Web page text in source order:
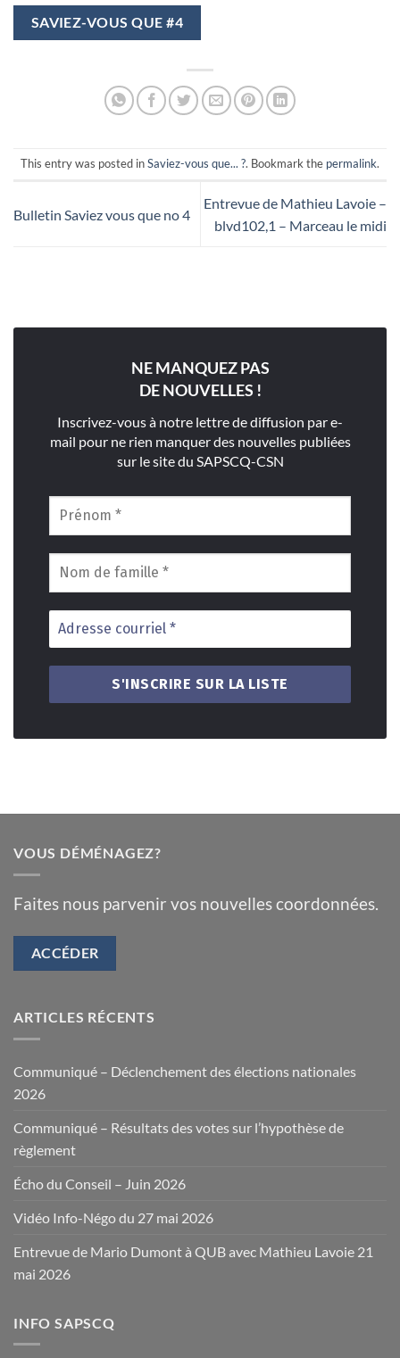
SAVIEZ-VOUS QUE #4
This entry was posted inSaviez-vous que... ?. Bookmark the permalink.
Bulletin Saviez vous que no 4
Entrevue de Mathieu Lavoie –
blvd102,1 – Marceau le midi
NE MANQUEZ PAS
DE NOUVELLES !
Inscrivez-vous à notre lettre de diffusion par e-
mail pour ne rien manquer des nouvelles publiées
sur le site du SAPSCQ-CSN
VOUS DÉMÉNAGEZ?
Faites nous parvenir vos nouvelles coordonnées.
ACCÉDER
ARTICLES RÉCENTS
Communiqué – Déclenchement des élections nationales
2026
Communiqué – Résultats des votes sur l’hypothèse de
règlement
Écho du Conseil – Juin 2026
Vidéo Info-Négo du 27 mai 2026
Entrevue de Mario Dumont à QUB avec Mathieu Lavoie 21
mai 2026
INFO SAPSCQ